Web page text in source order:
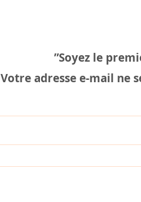
Soyez le
Votre adresse e-mail ne